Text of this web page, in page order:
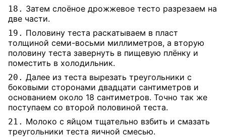
18. Затем слоёное дрожжевое тесто разрезаем на
две части.
19. Половину теста раскатываем в пласт
толщиной семи-восьми миллиметров, а вторую
половину теста завернуть в пищевую плёнку и
поместить в холодильник.
20. Далее из теста вырезать треугольники с
боковыми сторонами двадцати сантиметров и
основанием около 18 сантиметров. Точно так же
поступаем со второй половиной теста.
21. Молоко с яйцом тщательно взбить и смазать
треугольники теста яичной смесью.